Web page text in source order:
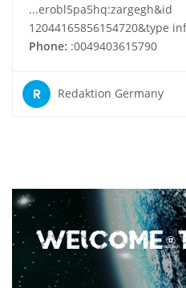
...erobl5pa5hq:zargegh&id
12044165856154720&type
Phone: :0049403615790
R Redaktion Germany